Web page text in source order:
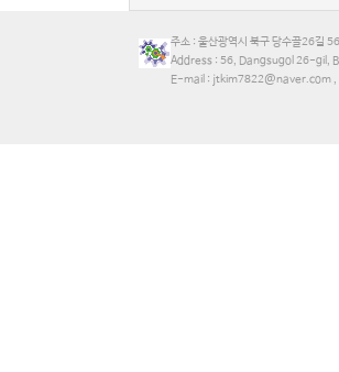
주소 : 울산광역시 북구 당수골26
Address : 56, Dangsugol 26-
E-mail : jtkim7822@naver.com